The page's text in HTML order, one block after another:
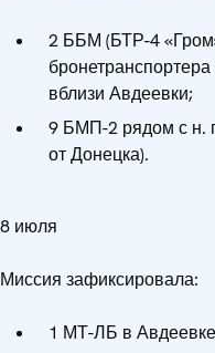
2 ББМ (БТР-4
вблизи Авдеевки;
9 БМП-2 рядом с н.
от Донецка).
8 июля
Миссия зафиксировала:
1 МТ-ЛБ в